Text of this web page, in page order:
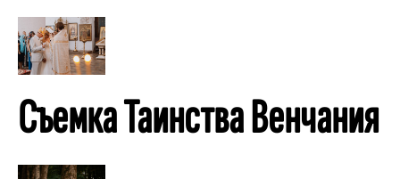
Съемка Таинства Венчания